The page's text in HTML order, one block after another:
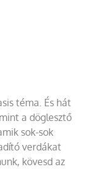
téma. És hát
a döglesztő
sok-sok
verdákat
kövesd az